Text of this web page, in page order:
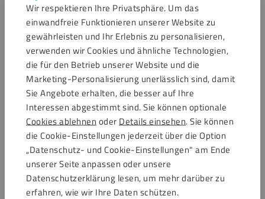
Wir respektieren Ihre Privatsphäre. Um das
einwandfreie Funktionieren unserer Website zu
gewährleisten und Ihr Erlebnis zu personalisieren,
verwenden wir Cookies und ähnliche Technologien,
die für den Betrieb unserer Website und die
Marketing-Personalisierung unerlässlich sind, damit
Sie Angebote erhalten, die besser auf Ihre
Interessen abgestimmt sind. Sie können optionale
Cookies ablehnen oder Details einsehen. Sie können
die Cookie-Einstellungen jederzeit über die Option
„Datenschutz- und Cookie-Einstellungen" am Ende
unserer Seite anpassen oder unsere
Datenschutzerklärung lesen, um mehr darüber zu
erfahren, wie wir Ihre Daten schützen.
Carport verkleiden mit
Kunststoff: 3 nützliche
Tipps
Trespa®
Fassadenverkleidung
Arten von HPL Weiß
In unserem Sortiment finden Sie die Marke Trespa® sowie
unsere Eigenmarke HPL Platten. Die Plattendicken, die wir
von unserer Eigenmarke HPL Platten anbieten, variieren
zwischen 3 mm und 20 mm. Die weißen HPL Platten haben
die Farbe RAL 9016. Diese Farbe ist eine gute Grundlage für
Platten, die Sie an-streichen oder spritzen möchten.
Entdecken Sie auch unsere weißen Trespa®- Platten
Dicken